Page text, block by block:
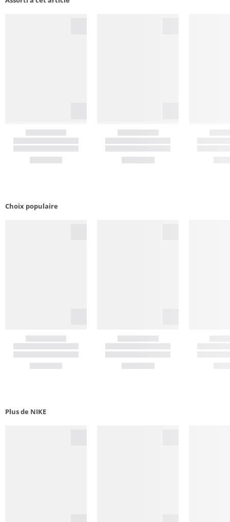
Choix populaire
Plus de NIKE